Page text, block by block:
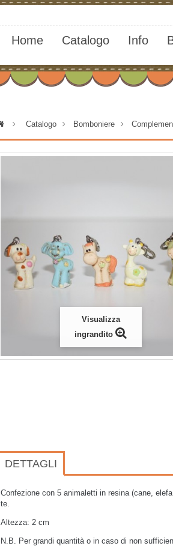
Home Catalogo Info
> Catalogo > Bomboniere >
Visualizza
ingrandito
DETTAGLI
Confezione con 5 animaletti in resina (cane,
te.
Altezza: 2 cm
N.B. Per grandi quantità o in caso di non